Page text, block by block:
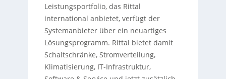
Leistungsportfolio, das Rittal
international anbietet, verfügt der
Systemanbieter über ein neuartiges
Lösungsprogramm. Rittal bietet damit
Schaltschränke, Stromverteilung,
Klimatisierung, IT-Infrastruktur,